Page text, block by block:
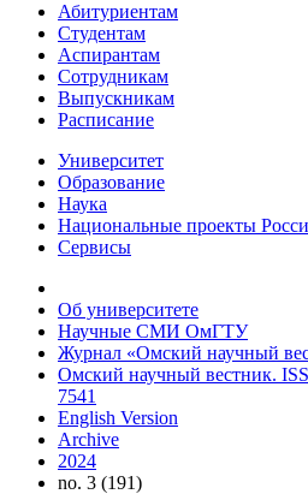
Абитуриентам
Студентам
Аспирантам
Сотрудникам
Выпускникам
Расписание
Университет
Образование
Наука
Национальные проекты
Сервисы
Об университете
Научные СМИ ОмГТУ
Журнал «Омский научный
Омский научный вестник.
7541
English Version
Archive
2024
no. 3 (191)